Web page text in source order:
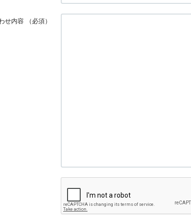
せ内容 （必須）